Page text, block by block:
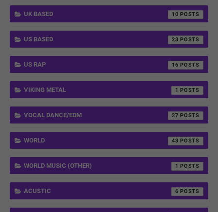
UK BASED 10
US BASED 23
US RAP 16
VIKING METAL 1
VOCAL DANCE/EDM 27
WORLD 43
WORLD MUSIC (OTHER) 1
ACUSTIC 6